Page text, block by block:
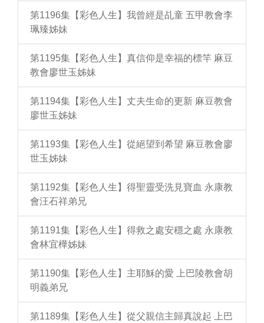
第1196集【彩色人生】我曾經是乩童 五甲教會李
珮臻姊妹
第1195集【彩色人生】真信仰是幸福的標竿 麻豆
教會廖世玉姊妹
第1194集【彩色人生】丈夫生命的更新 麻豆教會
廖世玉姊妹
第1193集【彩色人生】從絕望到希望 麻豆教會廖
世玉姊妹
第1192集【彩色人生】得聖靈受洗見寶血 永康教
會汪石祥弟兄
第1191集【彩色人生】得救之處安穩之處 永康教
會林宜樺姊妹
第1190集【彩色人生】主耶穌的愛 上巴陵教會胡
明義弟兄
第1189集【彩色人生】從父親信主歸真說起 上巴